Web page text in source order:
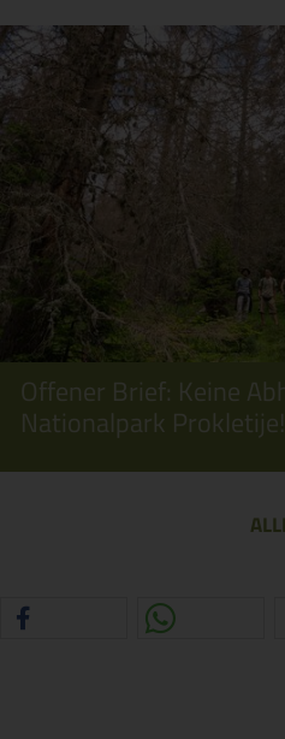
Offener Brief: Keine
Nationalpark Prokletije!